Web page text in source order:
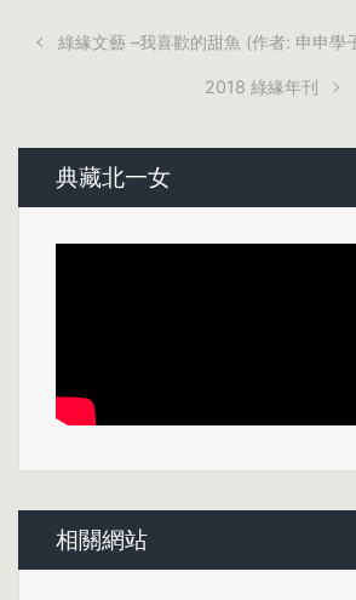
綠緣文藝 –我喜歡的甜魚 (作者: 申申學
2018 綠緣年刊
典藏北一女
相關網站